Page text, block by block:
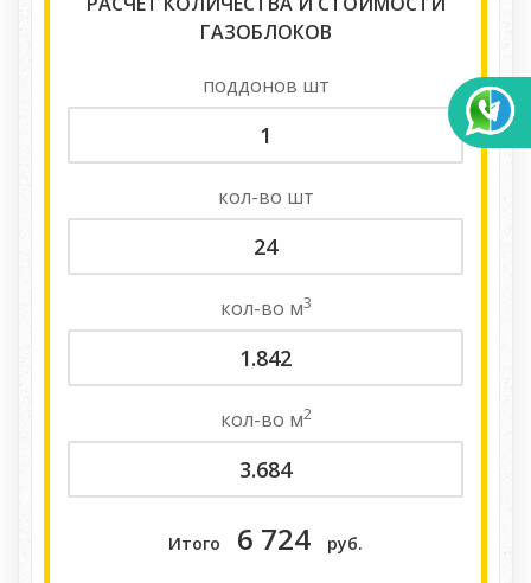
ГАЗОБЛОКОВ
поддонов шт
кол-во шт
кол-во м3
кол-во м2
Итого 6 724 руб.